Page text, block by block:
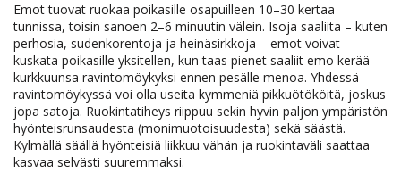
Emot tuovat ruokaa poikasille osapuilleen 10–30 kertaa
tunnissa, toisin sanoen 2–6 minuutin välein. Isoja saaliita – kuten
perhosia, sudenkorentoja ja heinäsirkkoja – emot voivat
kuskata poikasille yksitellen, kun taas pienet saaliit emo kerää
kurkkuunsa ravintomöykyksi ennen pesälle menoa. Yhdessä
ravintomöykyssä voi olla useita kymmeniä pikkuötököitä, joskus
jopa satoja. Ruokintatiheys riippuu sekin hyvin paljon ympäristön
hyönteisrunsaudesta (monimuotoisuudesta) sekä säästä.
Kylmällä säällä hyönteisiä liikkuu vähän ja ruokintaväli saattaa
kasvaa selvästi suuremmaksi.